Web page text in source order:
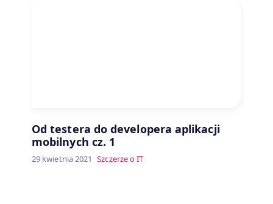
Od testera do developera aplikacji
mobilnych cz. 1
29 kwietnia 2021 Szczerze o IT